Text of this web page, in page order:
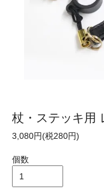
杖・ステッキ用
3,080円(税280円)
個数